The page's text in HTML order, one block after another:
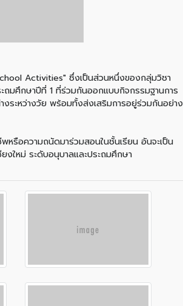
Activities" ซึ่งเป็นส่วนหนึ่งของกลุ่มวิชา
ถมศึกษาปีที่ 1 ที่ร่วมกันออกแบบกิจกรรมฐานการ
งระหว่างวัย พร้อมทั้งส่งเสริมการอยู่ร่วมกันอย่าง
หรือความถนัดมาร่วมสอนในชั้นเรียน อันจะเป็น
ใหม่ ระดับอนุบาลและประถมศึกษา